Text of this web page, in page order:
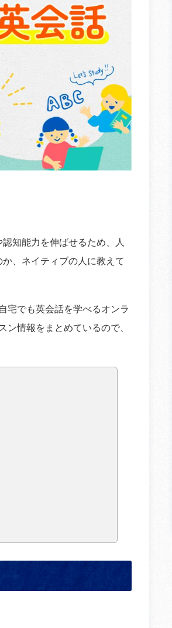
知能力を伸ばせるため、人
、ネイティブの人に教えて
宅でも英会話を学べるオンラ
ン情報をまとめているので、